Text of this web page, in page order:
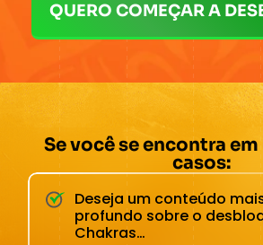
QUERO COMEÇAR A
Se você se encontra
casos:
Deseja um conteúdo
profundo sobre o
Chakras…